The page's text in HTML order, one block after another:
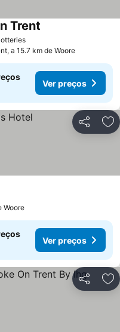
Trent
a 15.7 km de Woore
Ver preços
Partilhar
Woore
Ver preços
Partilhar